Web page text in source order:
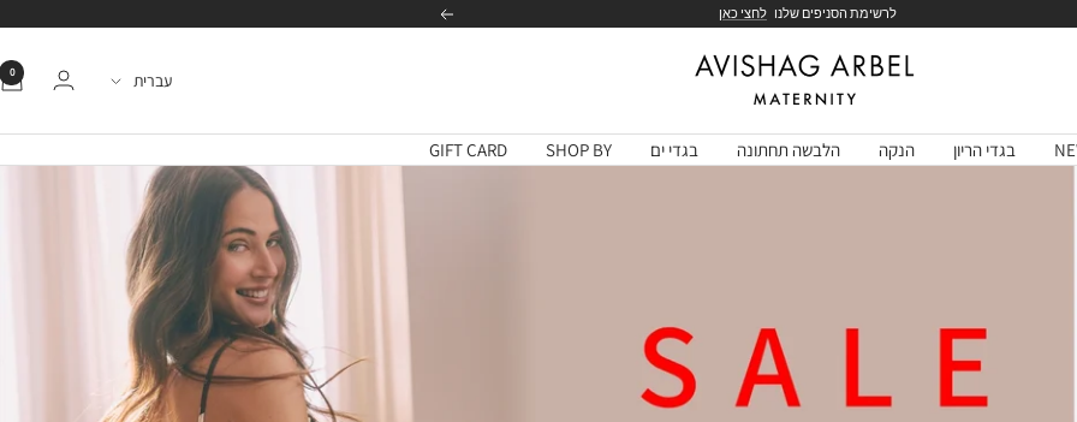
לרשימת הסניפים שלנו לחצי כאן הבא
Avishag
Arbel
שפה
עברית 0
בגדי הריון הנקה הלבשה תחתונה בגדי ים SHOP BY
GIFT CARD